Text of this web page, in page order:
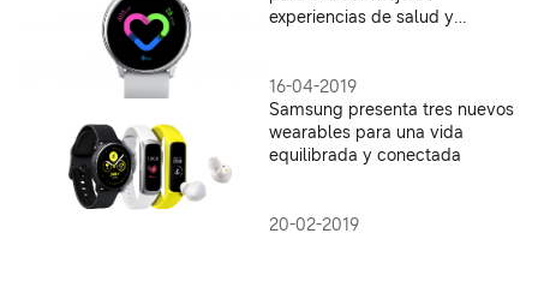
experiencias de salud y
16-04-2019
Samsung presenta tres nuevos
wearables para una vida
equilibrada y conectada
20-02-2019